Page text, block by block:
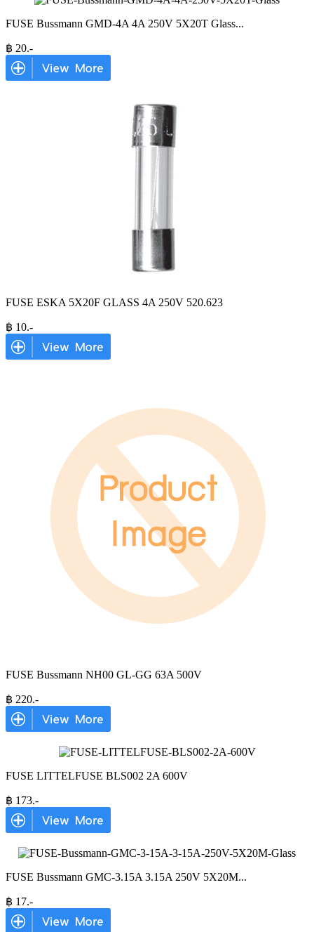
FUSE Bussmann GMD-4A 4A 250V 5X20T Glass...
฿ 20.-
FUSE ESKA 5X20F GLASS 4A 250V 520.623
฿ 10.-
FUSE Bussmann NH00 GL-GG 63A 500V
฿ 220.-
FUSE LITTELFUSE BLS002 2A 600V
฿ 173.-
FUSE Bussmann GMC-3.15A 3.15A 250V 5X20M...
฿ 17.-